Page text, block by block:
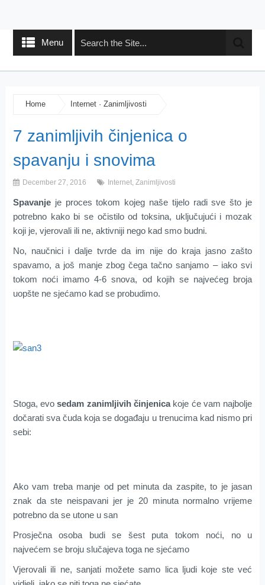
Menu
Home Internet· Zanimljivosti
7 zanimljivih činjenica o
spavanju i snovima
December 27, 2016 Internet, Zanimljivosti
Spavanje je proces tokom kojeg naše tijelo radi sve što je
potrebno kako bi se očistilo od toksina, uključujući i mozak
koji je, vjerovali ili ne, aktivniji nego kad smo budni.
No, naučnici i dalje tvrde da im nije do kraja jasno zašto
spavamo, a još manje zbog čega tačno sanjamo – iako svi
tokom noći imamo 4-6 snova, od kojih se najvećeg broja
uopšte ne sjećamo kad se probudimo.
Stoga, evosedam zanimljivih činjenicakoje će vam najbolje
dočarati sva čuda koja se događaju u trenucima kad nismo pri
sebi:
Ako vam treba manje od pet minuta da zaspite, to je jasan
znak da ste neispavani jer je 20 minuta normalno vrijeme
potrebno da se utone u san
Prosječna osoba budi se šest puta tokom noći, no u
najvećem se broju slučajeva toga ne sjećamo
Vjerovali ili ne, sanjati možete samo lica ljudi koje ste već